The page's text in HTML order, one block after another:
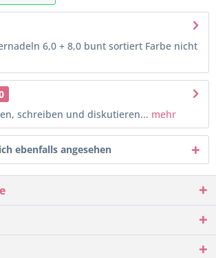
6,0 + 8,0 bunt sortiert Farbe nicht
schreiben und diskutieren... mehr
ebenfalls angesehen